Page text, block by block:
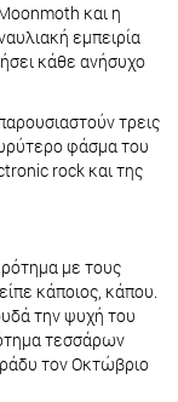
και η
εμπειρία
κάθε ανήσυχο
τρεις
φάσμα του
rock και της
με τους
κάποιος, κάπου.
την ψυχή του
τεσσάρων
τον Οκτώβριο